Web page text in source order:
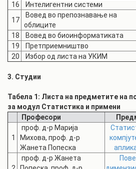
16
Интелигентни системи
17
Вовед во препознавање на
облиците
18
Вовед во биоинформатиката
19
Претприемништво
20
Избор од листа на УКИМ
3. Студии
Табела 1: Листа на предметите на
за модул Статистика и примени
Професори
1
проф. д-р Марија
Михова, проф. д-р
Жанета Попеска
проф. д-р Жанета